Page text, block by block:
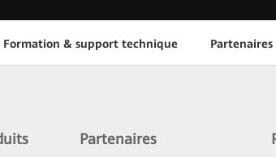
Formation & support technique Partenaires
Partenaires